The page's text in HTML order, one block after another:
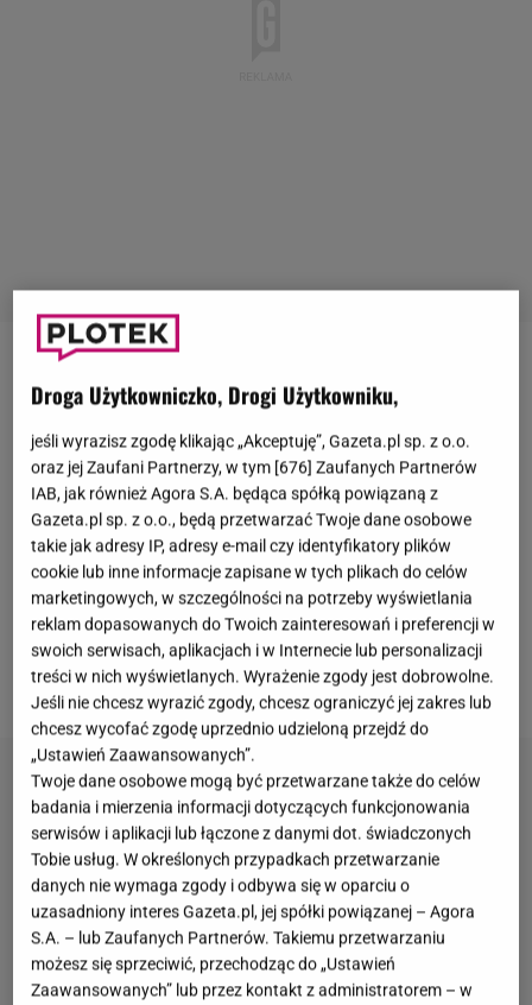
TVN24. Zaistniała w niej od samego początku, czyli
od 2001 roku. Kojarzona jest przez widzów przede
wszystkim jako prowadząca główne wydanie
Faktów"TVN. Werner aktywnie działa również w
mediach społecznościowych. Na swoim
instagramowym profilu zebrała ponad 160 tysięcy
obserwatorów. Często komentuje różnego rodzaju
wydarzenia społeczne. 9 czerwca zabrała głos w
sprawie decyzjiRoberta Lewandowskiego.
Droga Użytkowniczko, Drogi Użytkowniku,
jeśli wyrazisz zgodę klikając „Akceptuję”, Gazeta.pl sp. z o.o.
oraz jej Zaufani Partnerzy, w tym [676] Zaufanych Partnerów
IAB, jak również Agora S.A. będąca spółką powiązaną z
Gazeta.pl sp. z o.o., będą przetwarzać Twoje dane osobowe
takie jak adresy IP, adresy e-mail czy identyfikatory plików
cookie lub inne informacje zapisane w tych plikach do celów
marketingowych, w szczególności na potrzeby wyświetlania
reklam dopasowanych do Twoich zainteresowań i preferencji w
swoich serwisach, aplikacjach i w Internecie lub personalizacji
treści w nich wyświetlanych. Wyrażenie zgody jest dobrowolne.
Jeśli nie chcesz wyrazić zgody, chcesz ograniczyć jej zakres lub
chcesz wycofać zgodę uprzednio udzieloną przejdź do
„Ustawień Zaawansowanych”.
Twoje dane osobowe mogą być przetwarzane także do celów
badania i mierzenia informacji dotyczących funkcjonowania
serwisów i aplikacji lub łączone z danymi dot. świadczonych
Tobie usług. W określonych przypadkach przetwarzanie
danych nie wymaga zgody i odbywa się w oparciu o
uzasadniony interes Gazeta.pl, jej spółki powiązanej – Agora
S.A. – lub Zaufanych Partnerów. Takiemu przetwarzaniu
możesz się sprzeciwić, przechodząc do „Ustawień
Zaawansowanych” lub przez kontakt z administratorem – w